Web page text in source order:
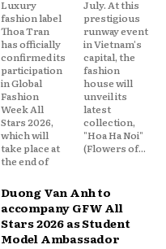
Luxury
fashion label
Thoa Tran
has officially
confirmed its
participation
in Global
Fashion
Week All
Stars 2026,
which will
take place at
the end of
July. At this
prestigious
runway event
in Vietnam's
capital, the
fashion
house will
unveil its
latest
collection,
"Hoa Ha Noi"
(Flowers of...
Duong Van Anh to
accompany GFW All
Stars 2026 as Student
Model Ambassador